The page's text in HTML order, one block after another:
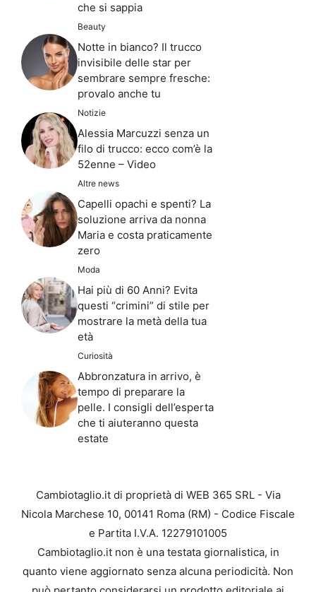
che si sappia
Beauty
Notte in bianco? Il trucco
invisibile delle star per
sembrare sempre fresche:
provalo anche tu
Notizie
Alessia Marcuzzi senza un
filo di trucco: ecco com’è la
52enne – Video
Altre news
Capelli opachi e spenti? La
soluzione arriva da nonna
Maria e costa praticamente
zero
Moda
Hai più di 60 Anni? Evita
questi “crimini” di stile per
mostrare la metà della tua
età
Curiosità
Abbronzatura in arrivo, è
tempo di preparare la
pelle. I consigli dell’esperta
che ti aiuteranno questa
estate
Cambiotaglio.it di proprietà di WEB 365 SRL - Via
Nicola Marchese 10, 00141 Roma (RM) - Codice Fiscale
e Partita I.V.A. 12279101005
Cambiotaglio.it non è una testata giornalistica, in
quanto viene aggiornato senza alcuna periodicità. Non